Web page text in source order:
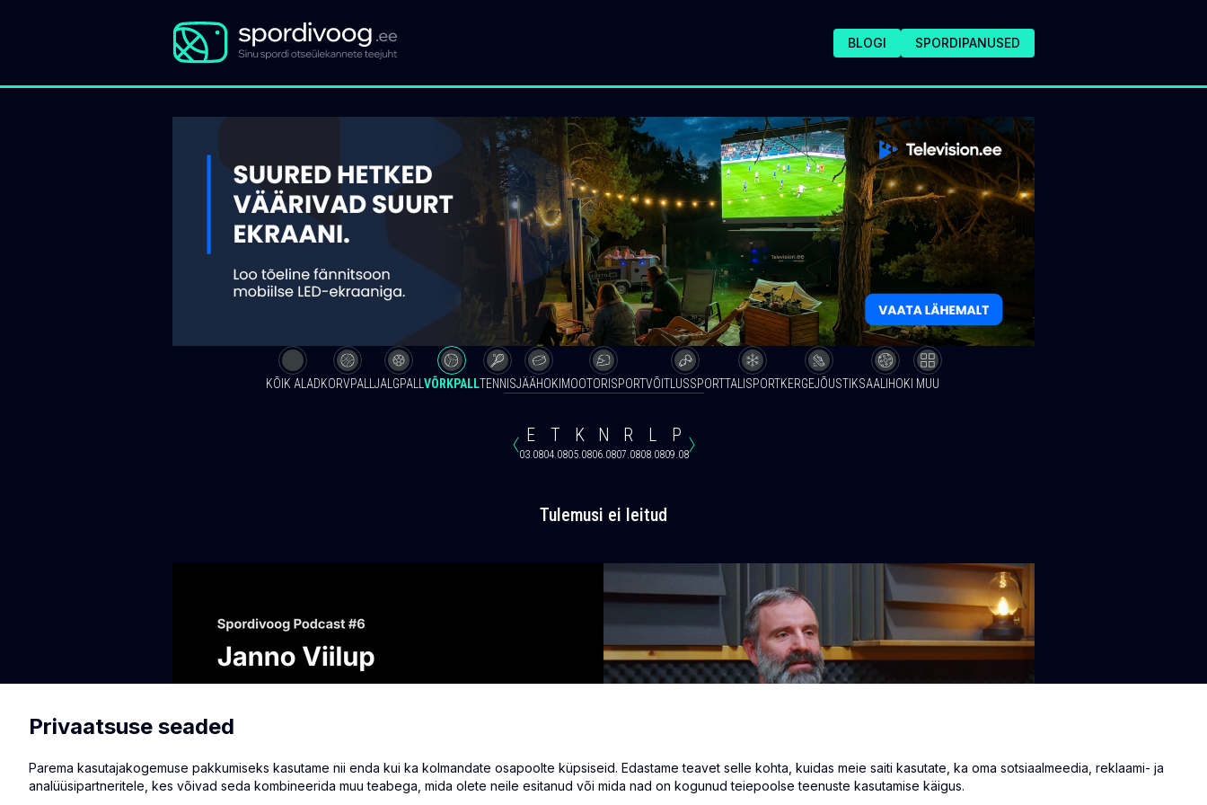
BLOGI SPORDIPANUSED
KÕIK ALADKORVPALL JALGPALL VÕRKPALLTENNISJÄÄHOKI MOOTORISPORTVÕITLUSSPORTTALISPORTKERGEJÕUSTIKSAALIHOKI MUU
E
03.08
T
04.08
K
05.08
N
06.08
R
07.08
L
08.08
P
09.08
Tulemusi ei leitud
Privaatsuse seaded
Parema kasutajakogemuse pakkumiseks kasutame nii enda kui ka kolmandate osapoolte küpsiseid. Edastame teavet selle kohta, kuidas meie saiti kasutate, ka oma sotsiaalmeedia, reklaami- ja
analüüsipartneritele, kes võivad seda kombineerida muu teabega, mida olete neile esitanud või mida nad on kogunud teiepoolse teenuste kasutamise käigus.